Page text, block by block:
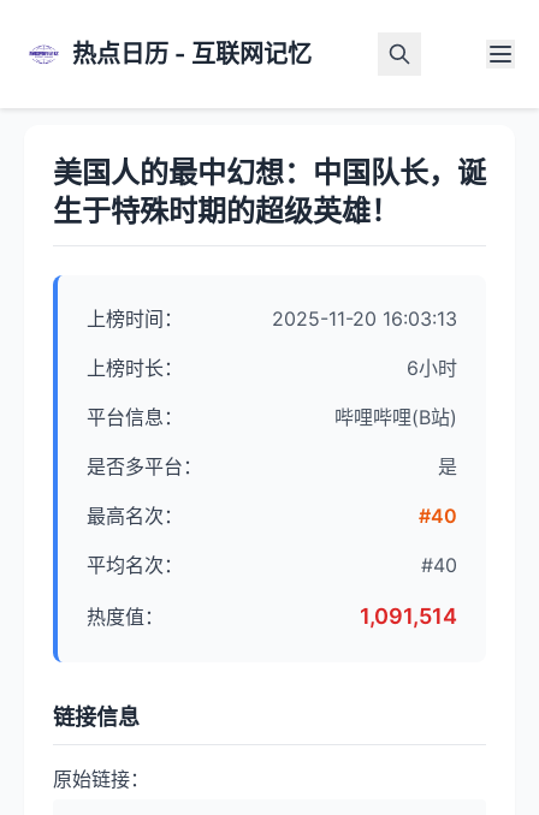
热点日历 - 互联网记忆
美国人的最中幻想：中国队长，诞
生于特殊时期的超级英雄！
上榜时间： 2025-11-20 16:03:13
上榜时长： 6小时
平台信息： 哔哩哔哩(B站)
是否多平台： 是
最高名次： #40
平均名次： #40
热度值： 1,091,514
链接信息
原始链接：